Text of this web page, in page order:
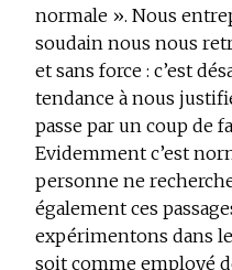
normale ». Nous
soudain nous nous
et sans force : c’est
tendance à nous
passe par un coup de
Evidemment c’est
personne ne
également ces
expérimentons dans
soit comme employé